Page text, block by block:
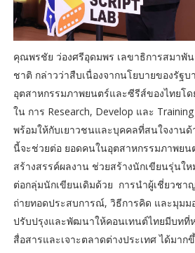
คุณพรชัย ว่องศรีอุดมพร เลขาธิการสมาพั
ชาติ กล่าวว่าสืบเนื่องจากนโยบายของรัฐ
อุตสาหกรรมภาพยนตร์และซีรีส์ของไทยโ
ใน การ Research, Develop และ
พร้อมให้กับเยาวชนและบุคคลที่สนใจงาน
นี้จะช่วยต่อ ยอดคนในอุตสาหกรรมภาพยน
สร้างสรรค์ผลงาน ช่วยสร้างนักเขียนรุ่นใ
ต่อกลุ่มนักเขียนเดิมด้วย การนำผู้เชี่ยวชา
ถ่ายทอดประสบการณ์, วิธีการคิด และมุมม
ปรับปรุงและพัฒนาให้คอนเทนต์ไทยมีบทที่
สื่อสารและเจาะตลาดต่างประเทศ ได้มาก